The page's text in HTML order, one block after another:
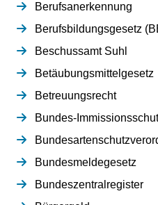
Berufsanerkennung
Berufsbildungsgesetz
Beschussamt Suhl
Betäubungsmittelgesetz
Betreuungsrecht
Bundes-
Bundesmeldegesetz
Bundeszentralregister